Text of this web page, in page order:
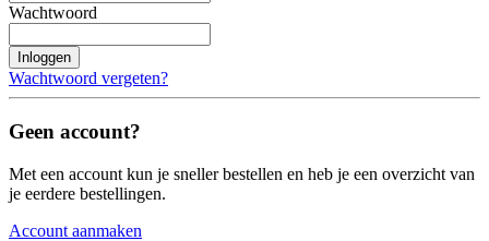
Wachtwoord
Inloggen
Wachtwoord vergeten?
Geen account?
Met een account kun je sneller bestellen en heb je een overzicht van
je eerdere bestellingen.
Account aanmaken